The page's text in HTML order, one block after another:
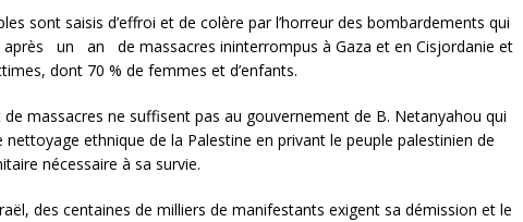
sont saisis d’effroi et de colère par l’horreur des bombardements qui
un an de massacres ininterrompus à Gaza et en Cisjordanie et
dont 70 % de femmes et d’enfants.
de massacres ne suffisent pas au gouvernement de B. Netanyahou qui
ethnique de la Palestine en privant le peuple palestinien de
nécessaire à sa survie.
des centaines de milliers de manifestants exigent sa démission et le